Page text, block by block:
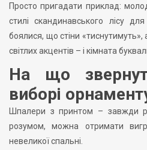
Просто пригадати приклад:
стилі скандинавського лісу
боялися, що стіни
світлих акцентів – і кімната
На що
виборі
Шпалери з принтом – завжди
розумом, можна отримати
невеликої спальні.